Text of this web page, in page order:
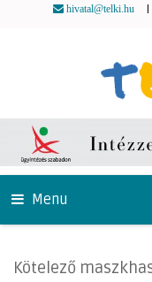
hivatal@telki.hu
Menu
Kötelező